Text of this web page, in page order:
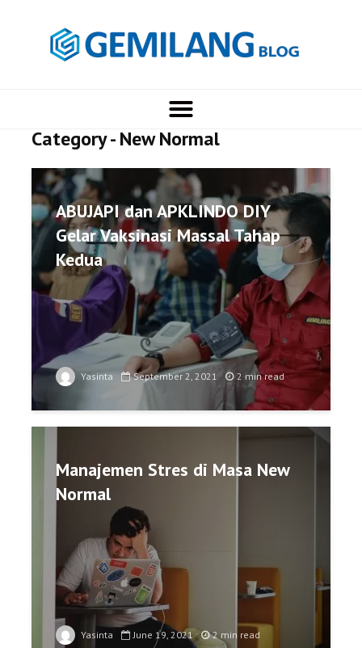
Category - New Normal
ABUJAPI dan APKLINDO DIY
Gelar Vaksinasi Massal Tahap
Kedua
Yasinta September 2, 2021 2 min read
Manajemen Stres di Masa New
Normal
Yasinta June 19, 2021 2 min read